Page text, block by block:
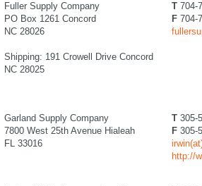
Fuller Supply Company
PO Box 1261 Concord
NC 28026
Shipping: 191 Crowell Drive Concord
NC 28025
T 704-
F 704-
Garland Supply Company
7800 West 25th Avenue Hialeah
FL 33016
T 305-
F 305-
http://